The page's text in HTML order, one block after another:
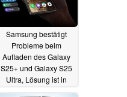
Samsung bestätigt
Probleme beim
Aufladen des Galaxy
S25+ und Galaxy S25
Ultra, Lösung ist in
Arbeit
18.02.2025